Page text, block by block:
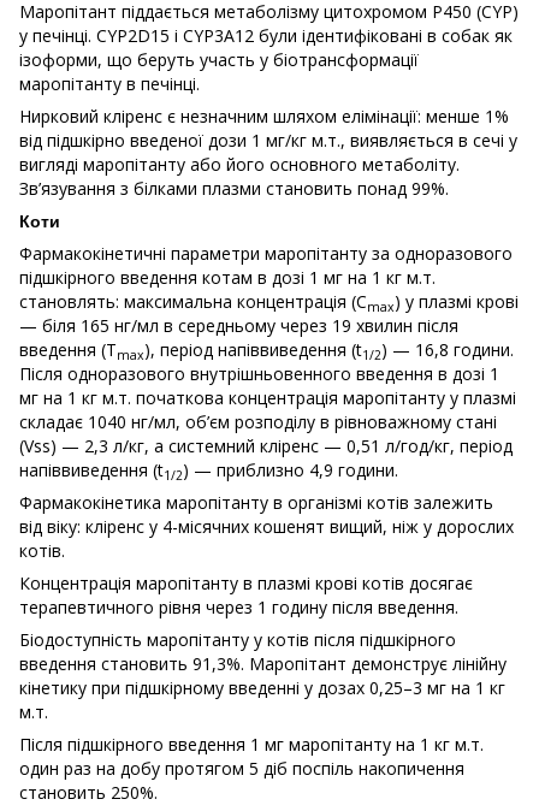
Маропітант піддається метаболізму цитохромом P450 (CYP)
у печінці. CYP2D15 і CYP3A12 були ідентифіковані в собак як
ізоформи, що беруть участь у біотрансформації
маропітанту в печінці.
Нирковий кліренс є незначним шляхом елімінації: менше 1%
від підшкірно введеної дози 1 мг/кг м.т., виявляється в сечі у
вигляді маропітанту або його основного метаболіту.
Зв’язування з білками плазми становить понад 99%.
Коти
Фармакокінетичні параметри маропітанту за одноразового
підшкірного введення котам в дозі 1 мг на 1 кг м.т.
становлять: максимальна концентрація (Cmax) у плазмі крові
— біля 165 нг/мл в середньому через 19 хвилин після
введення (Tmax), період напіввиведення (t1/2) — 16,8 години.
Після одноразового внутрішньовенного введення в дозі 1
мг на 1 кг м.т. початкова концентрація маропітанту у плазмі
складає 1040 нг/мл, об’єм розподілу в рівноважному стані
(Vss) — 2,3 л/кг, а системний кліренс — 0,51 л/год/кг, період
напіввиведення (t1/2) — приблизно 4,9 години.
Фармакокінетика маропітанту в організмі котів залежить
від віку: кліренс у 4-місячних кошенят вищий, ніж у дорослих
котів.
Концентрація маропітанту в плазмі крові котів досягає
терапевтичного рівня через 1 годину після введення.
Біодоступність маропітанту у котів після підшкірного
введення становить 91,3%. Маропітант демонструє лінійну
кінетику при підшкірному введенні у дозах 0,25–3 мг на 1 кг
м.т.
Після підшкірного введення 1 мг маропітанту на 1 кг м.т.
один раз на добу протягом 5 діб поспіль накопичення
становить 250%.